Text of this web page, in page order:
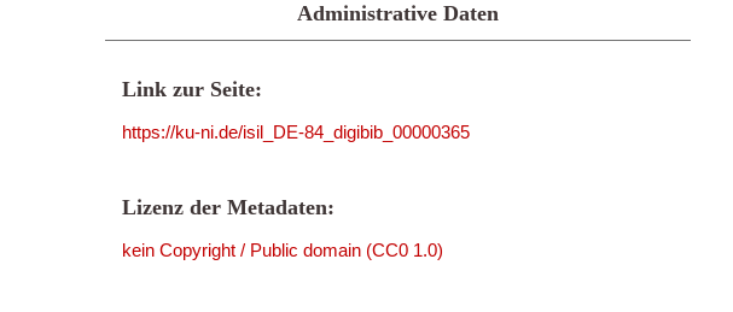
Administrative Daten
Link zur Seite:
https://ku-ni.de/isil_DE-84_digibib_00000365
Lizenz der Metadaten:
kein Copyright / Public domain (CC0 1.0)